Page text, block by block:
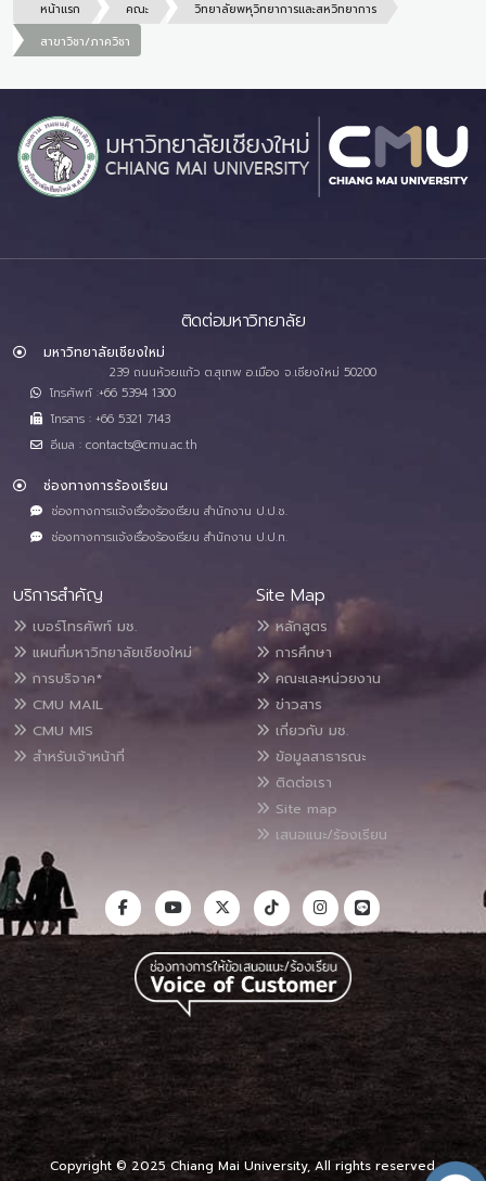
หน้าแรก คณะ
วิทยาลัยพหุวิทยาการและสหวิทยาการ
สาขาวิชา/ภาควิชา
ติดต่อมหาวิทยาลัย
มหาวิทยาลัยเชียงใหม่
239 ถนนห้วยแก้ว ต.สุเทพ อ.เมือง จ.เชียงใหม่ 50200
โทรศัพท์ :+66 5394 1300
โทรสาร : +66 5321 7143
อีเมล : contacts@cmu.ac.th
ช่องทางการร้องเรียน
ช่องทางการแจ้งเรื่องร้องเรียน สำนักงาน ป.ป.ช.
ช่องทางการแจ้งเรื่องร้องเรียน สำนักงาน ป.ป.ท.
บริการสำคัญ
เบอร์โทรศัพท์ มช.
แผนที่มหาวิทยาลัยเชียงใหม่
การบริจาค*
CMU MAIL
CMU MIS
สำหรับเจ้าหน้าที่
Site Map
หลักสูตร
การศึกษา
คณะและหน่วยงาน
ข่าวสาร
เกี่ยวกับ มช.
ข้อมูลสาธารณะ
ติดต่อเรา
Site map
เสนอแนะ/ร้องเรียน
Copyright © 2025 Chiang Mai University, All rights reserved.